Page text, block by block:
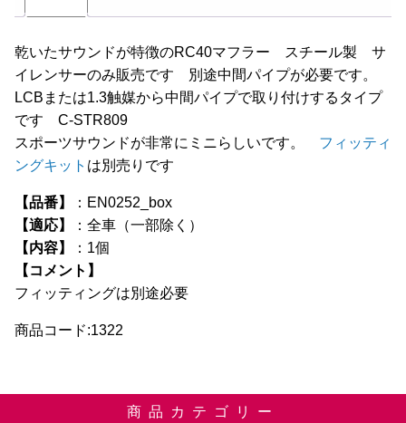
乾いたサウンドが特徴のRC40マフラー スチール製 サ
イレンサーのみ販売です 別途中間パイプが必要です。
LCBまたは1.3触媒から中間パイプで取り付けするタイプ
です C-STR809
スポーツサウンドが非常にミニらしいです。 フィッティ
ングキット は別売りです
【品番】
：EN0252_box
【適応】
：全車（一部除く）
【内容】
：1個
【コメント】
フィッティングは別途必要
商品コード:1322
商品カテゴリー